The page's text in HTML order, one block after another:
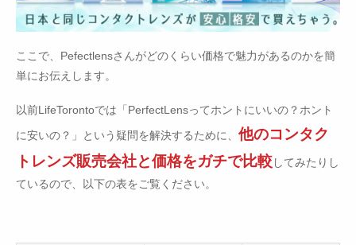
ここで、Pefectlensさんがどのくらい価格で魅力があるのかを簡
単にお伝えします。
以前LifeTorontoでは「PerfectLensってホントにいいの？ホント
に安いの？」という疑問を解決するために、 他のコンタク
トレンズ販売会社と価格をガチで比較してみたりし
ているので、以下の表をご覧ください。